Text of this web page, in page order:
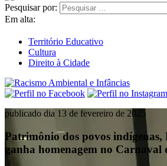
Pesquisar por:
Em alta:
Território Educativo
Cultura
Direito à Cidade
publicado dia 13 de fevereiro de 2025
Patrimônio dos povos
ganha homenagem no Carnaval